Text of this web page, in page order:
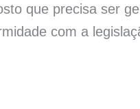
que precisa ser
com a